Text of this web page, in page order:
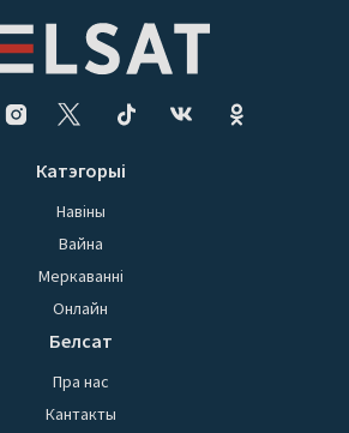
Катэгорыі
Навіны
Вайна
Меркаванні
Онлайн
Белсат
Пра нас
Кантакты